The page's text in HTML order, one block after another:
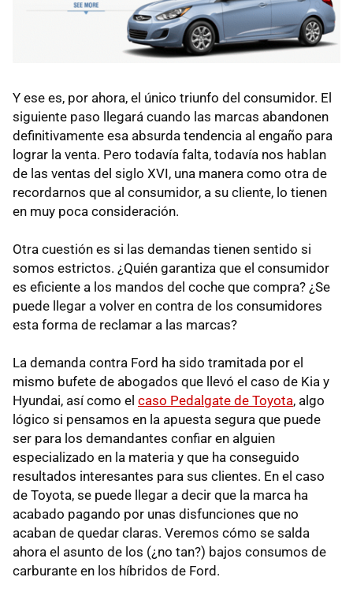
Y ese es, por ahora, el único triunfo del consumidor. El
siguiente paso llegará cuando las marcas abandonen
definitivamente esa absurda tendencia al engaño para
lograr la venta. Pero todavía falta, todavía nos hablan
de las ventas del siglo XVI, una manera como otra de
recordarnos que al consumidor, a su cliente, lo tienen
en muy poca consideración.
Otra cuestión es si las demandas tienen sentido si
somos estrictos. ¿Quién garantiza que el consumidor
es eficiente a los mandos del coche que compra? ¿Se
puede llegar a volver en contra de los consumidores
esta forma de reclamar a las marcas?
La demanda contra Ford ha sido tramitada por el
mismo bufete de abogados que llevó el caso de Kia y
Hyundai, así como el caso Pedalgate de Toyota, algo
lógico si pensamos en la apuesta segura que puede
ser para los demandantes confiar en alguien
especializado en la materia y que ha conseguido
resultados interesantes para sus clientes. En el caso
de Toyota, se puede llegar a decir que la marca ha
acabado pagando por unas disfunciones que no
acaban de quedar claras. Veremos cómo se salda
ahora el asunto de los (¿no tan?) bajos consumos de
carburante en los híbridos de Ford.